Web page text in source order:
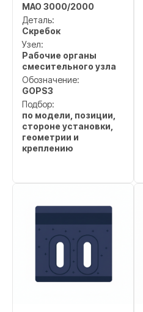
MAO 3000/2000
Деталь:
Скребок
Узел:
Рабочие органы
смесительного узла
Обозначение:
GOPS3
Подбор:
по модели, позиции,
стороне установки,
геометрии и
креплению